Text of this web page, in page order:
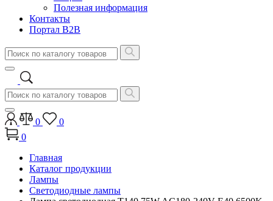
Полезная информация
Контакты
Портал B2B
0
0
0
Главная
Каталог продукции
Лампы
Светодиодные лампы